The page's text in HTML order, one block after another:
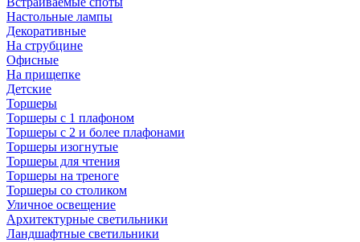
Настольные лампы
Декоративные
На струбцине
Офисные
На прищепке
Детские
Торшеры
Торшеры с 1 плафоном
Торшеры с 2 и более плафонами
Торшеры изогнутые
Торшеры для чтения
Торшеры на треноге
Торшеры со столиком
Уличное освещение
Архитектурные светильники
Ландшафтные светильники